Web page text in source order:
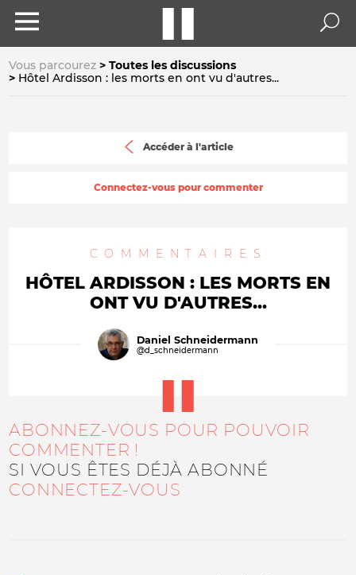
Vous parcourez
Toutes les discussions
Hôtel Ardisson : les morts en ont vu d'autres...
Accéder à l'article
Connectez-vous pour commenter
COMMENTAIRES
HÔTEL ARDISSON : LES MORTS EN
ONT VU D'AUTRES...
Daniel Schneidermann
@d_schneidermann
ABONNEZ-VOUS POUR POUVOIR
COMMENTER !
SI VOUS ÊTES DÉJÀ ABONNÉ
CONNECTEZ-VOUS